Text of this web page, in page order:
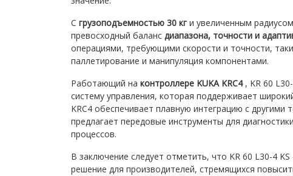
С грузоподъемностью 30 кг и увеличенным
превосходный баланс диапазона, точности и
операциями, требующими скорости и точности,
паллетирование и манипуляция компонентами.
Работающий на контроллере KUKA KRC4, KR 60
систему управления, которая поддерживает
KRC4 обеспечивает плавную интеграцию с другими
предлагает передовые инструменты для
процессов.
В заключение следует отметить, что KR 60 L30-4
решение для производителей, стремящихся